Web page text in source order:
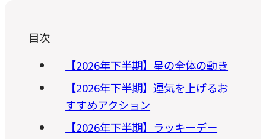
目次
【2026年下半期】星の全体の動き
【2026年下半期】運気を上げるお
すすめアクション
【2026年下半期】ラッキーデー